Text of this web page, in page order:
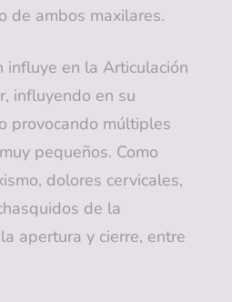
de ambos maxilares.
influye en la Articulación
influyendo en su
provocando múltiples
pequeños. Como
dolores cervicales,
de la
apertura y cierre, entre